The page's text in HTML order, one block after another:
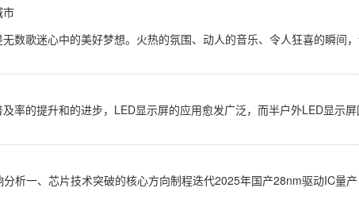
市
数歌迷心中的美好梦想。火热的氛围、动人的音乐、令人狂喜的瞬间
率的提升和的进步，LED显示屏的应用愈发广泛，而半户外LED显示
析一、芯片技术突破的核心方向制程迭代2025年国产28nm驱动IC量